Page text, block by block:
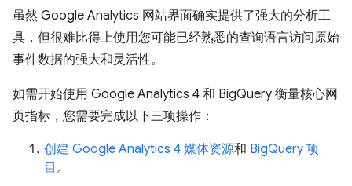
虽然 Google Analytics 网站界面确实提供了强大的分析工
具，但很难比得上使用您可能已经熟悉的查询语言访问原始
事件数据的强大和灵活性。
如需开始使用 Google Analytics 4 和 BigQuery 衡量核心网
页指标，您需要完成以下三项操作：
创建 Google Analytics 4 媒体资源和 BigQuery 项
目 。